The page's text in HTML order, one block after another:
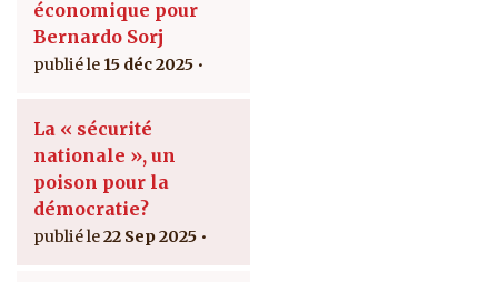
économique pour
Bernardo Sorj
15 déc 2025
La « sécurité
nationale », un
poison pour la
démocratie?
22 Sep 2025